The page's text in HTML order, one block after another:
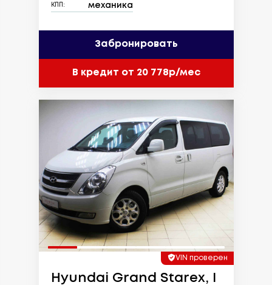
КПП: механика
Забронировать
В кредит от 20 778р/мес
VIN проверен
Hyundai Grand Starex, I